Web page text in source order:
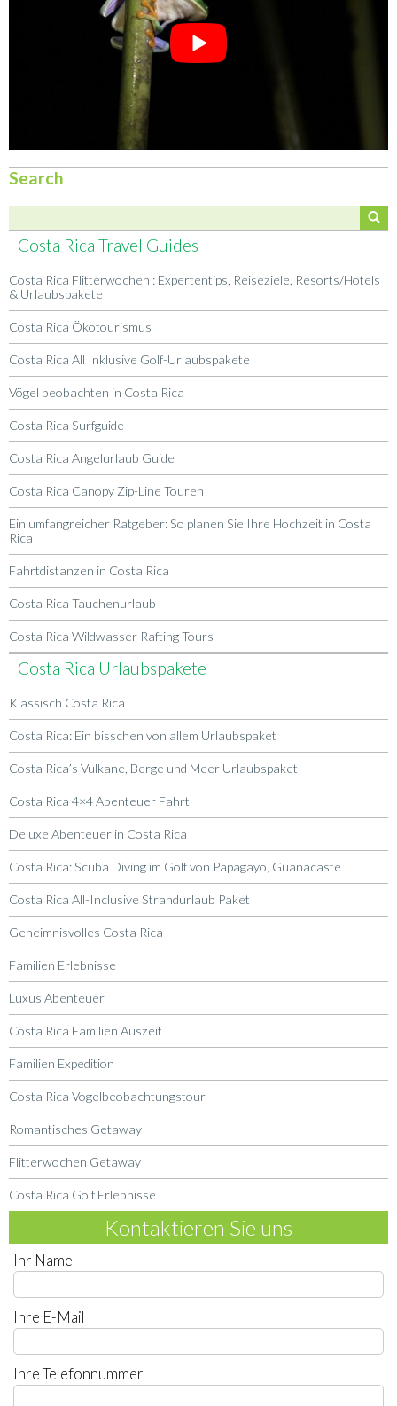
Search
Costa Rica Travel Guides
Costa Rica Flitterwochen : Expertentips, Reiseziele, Resorts/Hotels
& Urlaubspakete
Costa Rica Ökotourismus
Costa Rica All Inklusive Golf-Urlaubspakete
Vögel beobachten in Costa Rica
Costa Rica Surfguide
Costa Rica Angelurlaub Guide
Costa Rica Canopy Zip-Line Touren
Ein umfangreicher Ratgeber: So planen Sie Ihre Hochzeit in Costa
Rica
Fahrtdistanzen in Costa Rica
Costa Rica Tauchenurlaub
Costa Rica Wildwasser Rafting Tours
Costa Rica Urlaubspakete
Klassisch Costa Rica
Costa Rica: Ein bisschen von allem Urlaubspaket
Costa Rica’s Vulkane, Berge und Meer Urlaubspaket
Costa Rica 4×4 Abenteuer Fahrt
Deluxe Abenteuer in Costa Rica
Costa Rica: Scuba Diving im Golf von Papagayo, Guanacaste
Costa Rica All-Inclusive Strandurlaub Paket
Geheimnisvolles Costa Rica
Familien Erlebnisse
Luxus Abenteuer
Costa Rica Familien Auszeit
Familien Expedition
Costa Rica Vogelbeobachtungstour
Romantisches Getaway
Flitterwochen Getaway
Costa Rica Golf Erlebnisse
Kontaktieren Sie uns
Ihr Name
Ihre E-Mail
Ihre Telefonnummer